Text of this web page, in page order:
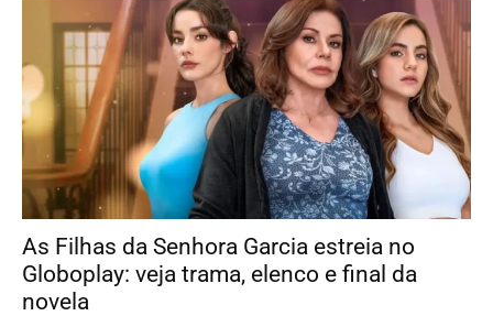
As Filhas da Senhora Garcia estreia no
Globoplay: veja trama, elenco e final da
novela